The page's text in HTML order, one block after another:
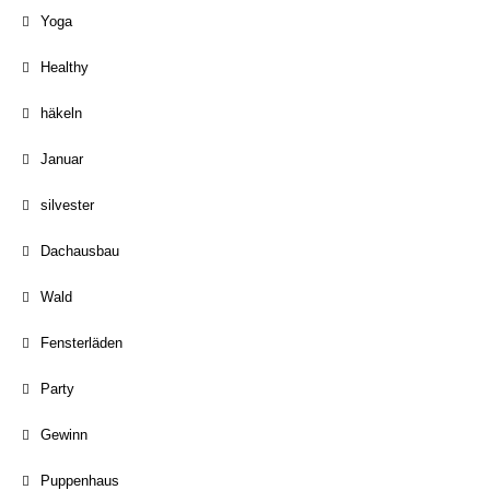
Yoga
Healthy
häkeln
Januar
silvester
Dachausbau
Wald
Fensterläden
Party
Gewinn
Puppenhaus